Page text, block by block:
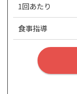
1回あたり
食事指導